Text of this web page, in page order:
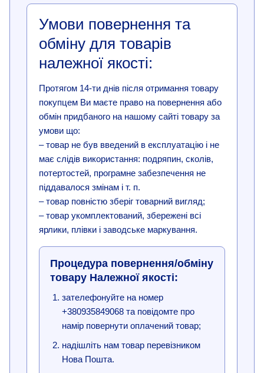
Умови повернення та
обміну для товарів
належної якості:
Протягом 14-ти днів після отримання товару
покупцем Ви маєте право на повернення або
обмін придбаного на нашому сайті товару за
умови що:
– товар не був введений в експлуатацію і не
має слідів використання: подряпин, сколів,
потертостей, програмне забезпечення не
піддавалося змінам і т. п.
– товар повністю зберіг товарний вигляд;
– товар укомплектований, збережені всі
ярлики, плівки і заводське маркування.
Процедура повернення/обміну
товару Належної якості:
зателефонуйте на номер
+380935849068 та повідомте про
намір повернути оплачений товар;
надішліть нам товар перевізником
Нова Пошта.